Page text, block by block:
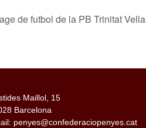
de futbol de la PB Trinitat Vella
Maillol, 15
Barcelona
penyes@confederaciopenyes.cat